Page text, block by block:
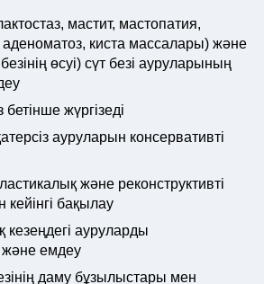
мастит, мастопатия,
киста массалары) және
өсуі) сүт безі ауруларының
жүргізеді
ауруларын консервативті
және реконструктивті
бақылау
кезеңдегі ауруларды
және емдеу
даму бұзылыстары мен